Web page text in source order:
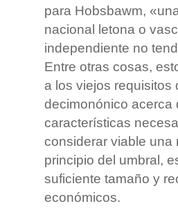
para Hobsbawm,
nacional letona o
independiente no
Entre otras cosas,
a los viejos requisitos
decimonónico acerca
características
considerar viable una
principio del umbral,
suficiente tamaño y
económicos.